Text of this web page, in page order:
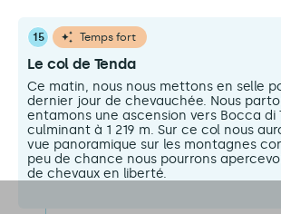
15 Temps fort
Le col de Tenda
Ce matin, nous nous mettons en selle
dernier jour de chevauchée. Nous
entamons une ascension vers Bocca di
culminant à 1 219 m. Sur ce col nous
vue panoramique sur les montagnes
peu de chance nous pourrons
de chevaux en liberté.